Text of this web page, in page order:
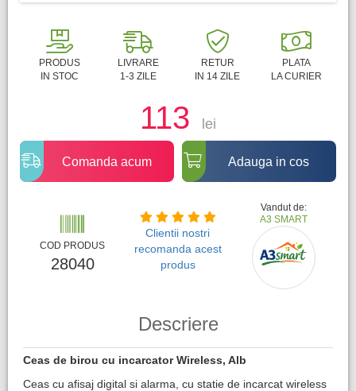
PRODUS
IN STOC
LIVRARE
1-3 ZILE
RETUR
IN 14 ZILE
PLATA
LA CURIER
113 lei
Comanda acum Adauga in cos
COD PRODUS
28040
Clientii nostri
recomanda acest
produs
Vandut de:
A3 SMART
Descriere
Ceas de birou cu incarcator Wireless, Alb
Ceas cu afisaj digital si alarma, cu statie de incarcat wireless